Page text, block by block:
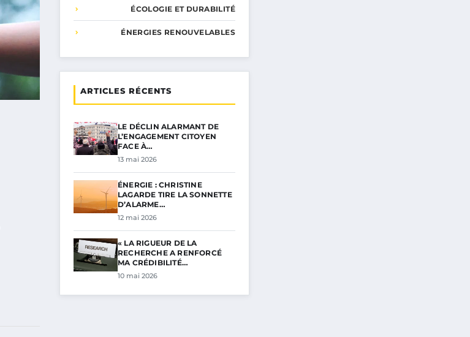
ÉCOLOGIE ET DURABILITÉ
ÉNERGIES RENOUVELABLES
ARTICLES RÉCENTS
LE DÉCLIN ALARMANT DE
L’ENGAGEMENT CITOYEN
FACE À…
13 mai 2026
ÉNERGIE : CHRISTINE
LAGARDE TIRE LA SONNETTE
D’ALARME…
12 mai 2026
« LA RIGUEUR DE LA
RECHERCHE A RENFORCÉ
MA CRÉDIBILITÉ…
10 mai 2026